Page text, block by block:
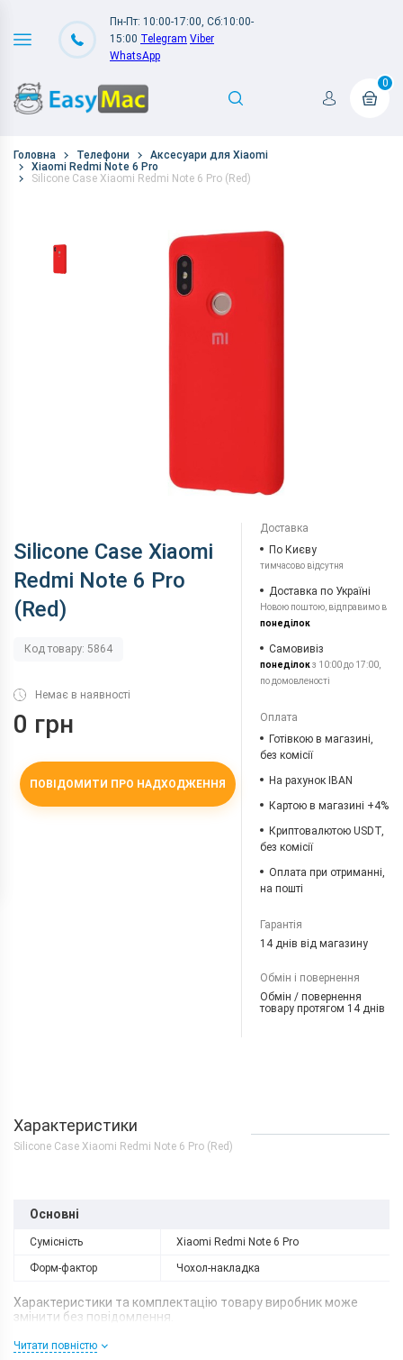
Пн-Пт: 10:00-17:00, Сб:10:00-
15:00 Telegram Viber
WhatsApp
0
Головна Телефони
Аксесуари для Xiaomi
Xiaomi Redmi Note 6 Pro
Silicone Case Xiaomi Redmi Note 6 Pro (Red)
Silicone Case Xiaomi
Redmi Note 6 Pro
(Red)
Код товару: 5864
Немає в наявності
0 грн
ПОВІДОМИТИ ПРО НАДХОДЖЕННЯ
Доставка
По Києву
тимчасово відсутня
Доставка по Україні
Новою поштою, відправимо в
понеділок
Самовивіз
понеділокз 10:00 до 17:00,
по домовленості
Оплата
Готівкою в магазині,
без комісії
На рахунок IBAN
Картою в магазині +4%
Криптовалютою USDT,
без комісії
Оплата при отриманні,
на пошті
Гарантія
14 днів від магазину
Обмін і повернення
Обмін / повернення
товару протягом 14 днів
Характеристики
Silicone Case Xiaomi Redmi Note 6 Pro (Red)
Основні
Сумісність Xiaomi Redmi Note 6 Pro
Форм-фактор Чохол-накладка
Характеристики та комплектацію товару виробник може
змінити без повідомлення.
Читати повністю